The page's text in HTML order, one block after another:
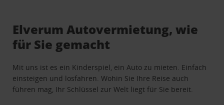
Elverum Autovermietung, wie
für Sie gemacht
Mit uns ist es ein Kinderspiel, ein Auto zu mieten. Einfach
einsteigen und losfahren. Wohin Sie Ihre Reise auch
führen mag, Ihr Schlüssel zur Welt liegt für Sie bereit.